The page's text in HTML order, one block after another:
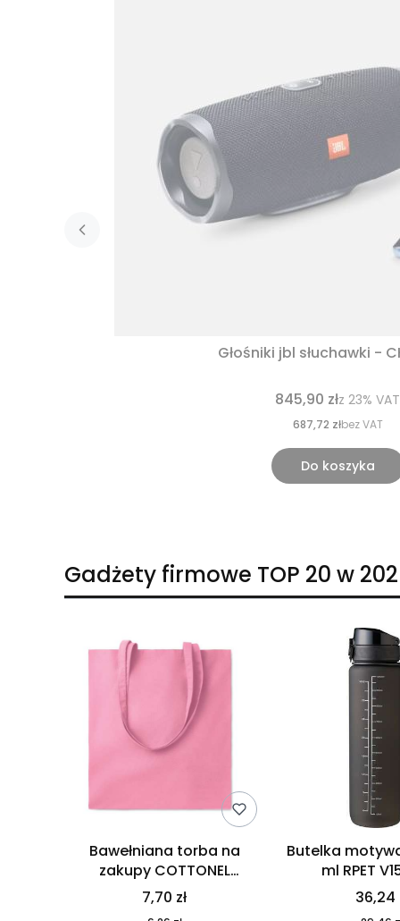
Głośniki jbl słuchawki -
845,90 złz 23% VAT
687,72 złbez VAT
Do koszyka
Gadżety firmowe TOP 20 w
Bawełniana torba na
zakupy COTTONEL
COLOUR++ MO9846-11
7,70 zł
Butelka
ml RPET
36,24